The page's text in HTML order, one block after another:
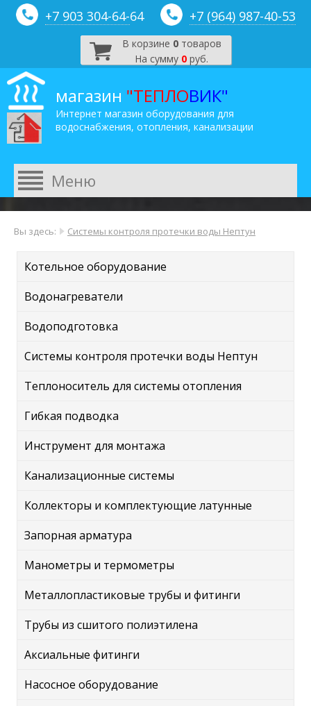
+7 903 304-64-64 +7 (964) 987-40-53
В корзине 0товаров
На сумму 0 руб.
магазин "ТЕПЛОВИК"
Интернет магазин оборудования для
водоснабжения, отопления, канализации
Вы здесь: Системы контроля протечки воды Нептун
Котельное оборудование
Водонагреватели
Водоподготовка
Системы контроля протечки воды Нептун
Теплоноситель для системы отопления
Гибкая подводка
Инструмент для монтажа
Канализационные системы
Коллекторы и комплектующие латунные
Запорная арматура
Манометры и термометры
Металлопластиковые трубы и фитинги
Трубы из сшитого полиэтилена
Аксиальные фитинги
Насосное оборудование